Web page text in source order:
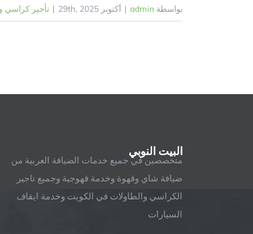
بواسطة admin
| أكتوبر 29th, 2025 | تأجير كراسي وطاولات
البيت النوبي
متخصصين في جميع خدمات الضيافة العربية من
ضيافة شاي وقهوة وخدمة قهوجية وجميع تاجير
الكراسي والطاولات في الكويت وخدمة ايقاف
السيارات